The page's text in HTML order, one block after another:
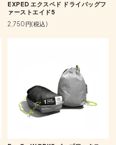
EXPED エクスペド ドライバッグフ
ァーストエイド5
2,750円(税込)